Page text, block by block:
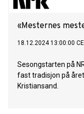
«Mesternes
18.12.2024 13:00:00
Sesongstarten på
fast tradisjon på
Kristiansand.